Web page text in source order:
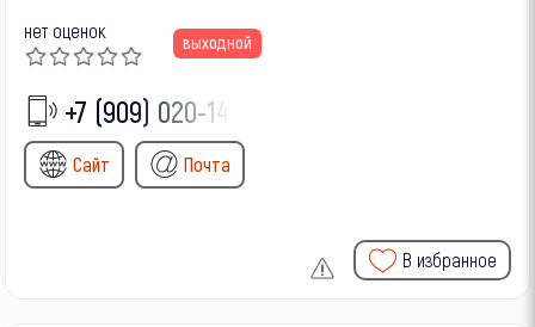
нет оценок выходной
+7 (909) 020-14-
Сайт Почта
В избранное